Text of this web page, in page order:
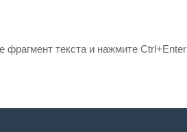
текста и нажмите Ctrl+Enter